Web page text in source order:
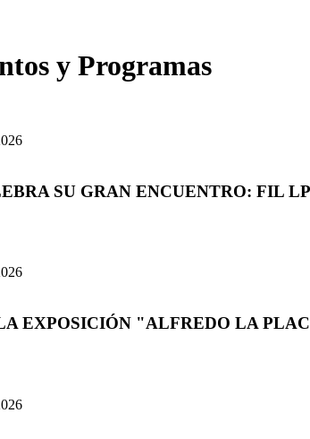
y Programas
SU GRAN ENCUENTRO: FIL
EXPOSICIÓN "ALFREDO LA